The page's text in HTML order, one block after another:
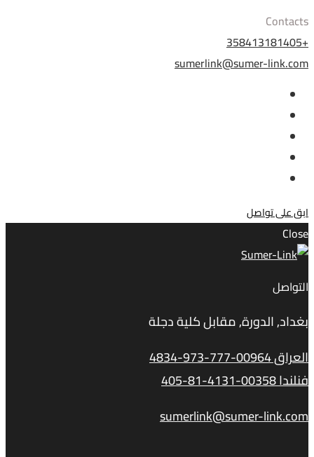
Contacts
+358413181405
sumerlink@sumer-link.com
ابق على تواصل
Close
التواصل
بغداد, الدورة, مقابل كلية دجلة
العراق 00964-777-973-4834
فنلندا 00358-4131-81-405
sumerlink@sumer-link.com